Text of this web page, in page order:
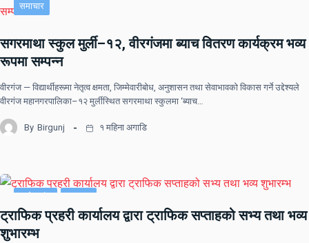
समाचार
सगरमाथा स्कुल मुर्ली–१२, वीरगंजमा ब्याच वितरण कार्यक्रम भव्य
रूपमा सम्पन्न
वीरगंज — विद्यार्थीहरूमा नेतृत्व क्षमता, जिम्मेवारीबोध, अनुशासन तथा सेवाभावको विकास गर्ने उद्देश्यले
वीरगंज महानगरपालिका–१२ मुर्लीस्थित सगरमाथा स्कुलमा ‘ब्याच…
By Birgunj १ महिना अगाडि
ट्राफिक प्रहरी कार्यालय द्वारा ट्राफिक सप्ताहको सभ्य तथा भव्य
शुभारम्भ